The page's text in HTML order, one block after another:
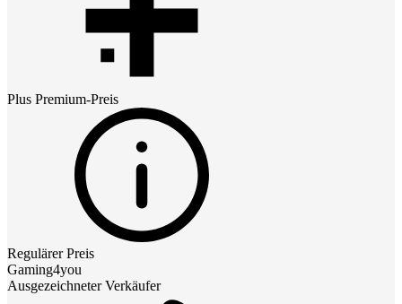
Plus Premium-Preis
Regulärer Preis
Gaming4you
Ausgezeichneter Verkäufer